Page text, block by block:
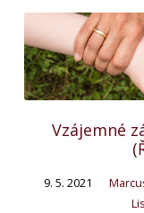
Vzájemné
9. 5. 2021